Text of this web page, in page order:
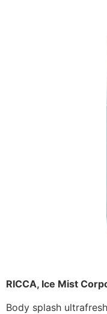
RICCA, Ice Mist
Body splash